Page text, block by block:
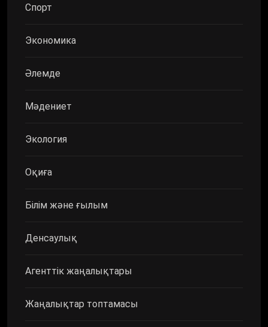
Спорт
Экономика
Әлемде
Мәдениет
Экология
Оқиға
Білім және ғылым
Денсаулық
Агенттік жаңалықтары
Жаңалықтар топтамасы